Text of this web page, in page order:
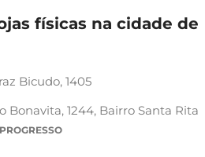
físicas na cidade de
Bicudo, 1405
Bonavita, 1244, Bairro Santa Rita